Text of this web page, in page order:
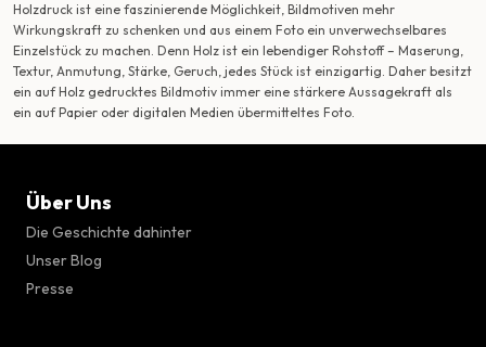
Holzdruck ist eine faszinierende Möglichkeit, Bildmotiven mehr
Wirkungskraft zu schenken und aus einem Foto ein unverwechselbares
Einzelstück zu machen. Denn Holz ist ein lebendiger Rohstoff – Maserung,
Textur, Anmutung, Stärke, Geruch, jedes Stück ist einzigartig. Daher besitzt
ein auf Holz gedrucktes Bildmotiv immer eine stärkere Aussagekraft als
ein auf Papier oder digitalen Medien übermitteltes Foto.
Über Uns
Die Geschichte dahinter
Unser Blog
Presse